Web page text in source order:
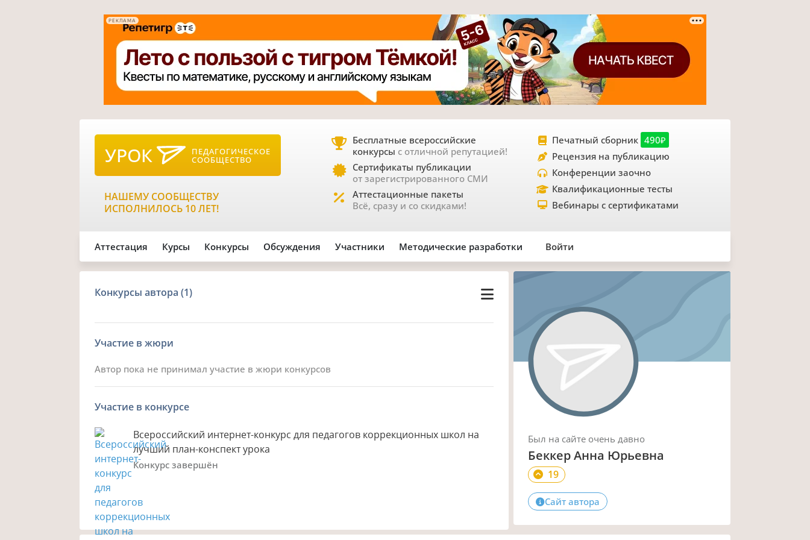
РЕКЛАМА
УРОК ПЕДАГОГИЧЕСКОЕ
СООБЩЕСТВО
НАШЕМУ СООБЩЕСТВУ
ИСПОЛНИЛОСЬ 10 ЛЕТ!
Бесплатные всероссийские
конкурсы с отличной репутацией!
Сертификаты публикации
от зарегистрированного СМИ
Аттестационные пакеты
Всё, сразу и со скидками!
Печатный сборник 490₽
Рецензия на публикацию
Конференции заочно
Квалификационные тесты
Вебинары с сертификатами
Аттестация Курсы Конкурсы Обсуждения Участники Методические разработки Войти
Конкурсы автора(1)
Участие в жюри
Автор пока не принимал участие в жюри конкурсов
Участие в конкурсе
Всероссийский интернет-конкурс для педагогов коррекционных школ на
лучший план-конспект урока
Конкурс завершён
Был на сайте очень давно
Беккер Анна Юрьевна
19
Сайт автора